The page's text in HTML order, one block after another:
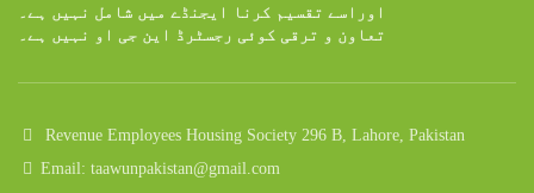
اوراسے تقسیم کرنا ایجنڈے میں شامل نہیں ہے۔
تعاون و ترقی کوئی رجسٹرڈ این جی او نہیں ہے۔
Revenue Employees Housing Society 296 B, Lahore, Pakistan
Email: taawunpakistan@gmail.com